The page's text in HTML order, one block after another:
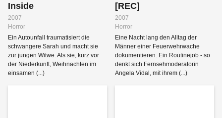
Inside
2007
Horror
Ein Autounfall traumatisiert die
schwangere Sarah und macht sie
zur jungen Witwe. Als sie, kurz vor
der Niederkunft, Weihnachten im
einsamen (...)
[REC]
2007
Horror
Eine Nacht lang den Alltag der
Männer einer Feuerwehrwache
dokumentieren. Ein Routinejob - so
denkt sich Fernsehmoderatorin
Angela Vidal, mit ihrem (...)